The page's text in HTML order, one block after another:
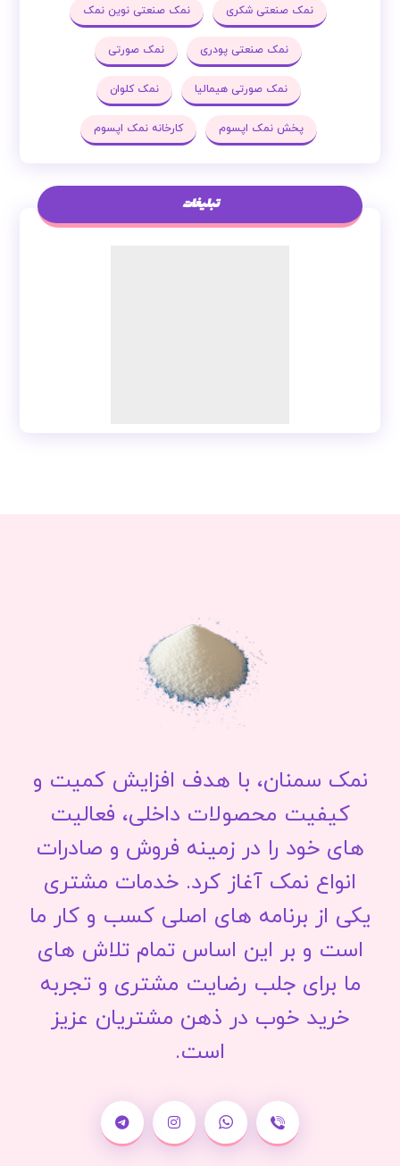
نمک صنعتی شکری نمک صنعتی نوین نمک
نمک صنعتی پودری نمک صورتی
نمک صورتی هیمالیا نمک کلوان
پخش نمک اپسوم کارخانه نمک اپسوم
تبلیغات
نمک سمنان، با هدف افزایش کمیت و
کیفیت محصولات داخلی، فعالیت
های خود را در زمینه فروش و صادرات
انواع نمک آغاز کرد. خدمات مشتری
یکی از برنامه های اصلی کسب و کار ما
است و بر این اساس تمام تلاش های
ما برای جلب رضایت مشتری و تجربه
خرید خوب در ذهن مشتریان عزیز
است.